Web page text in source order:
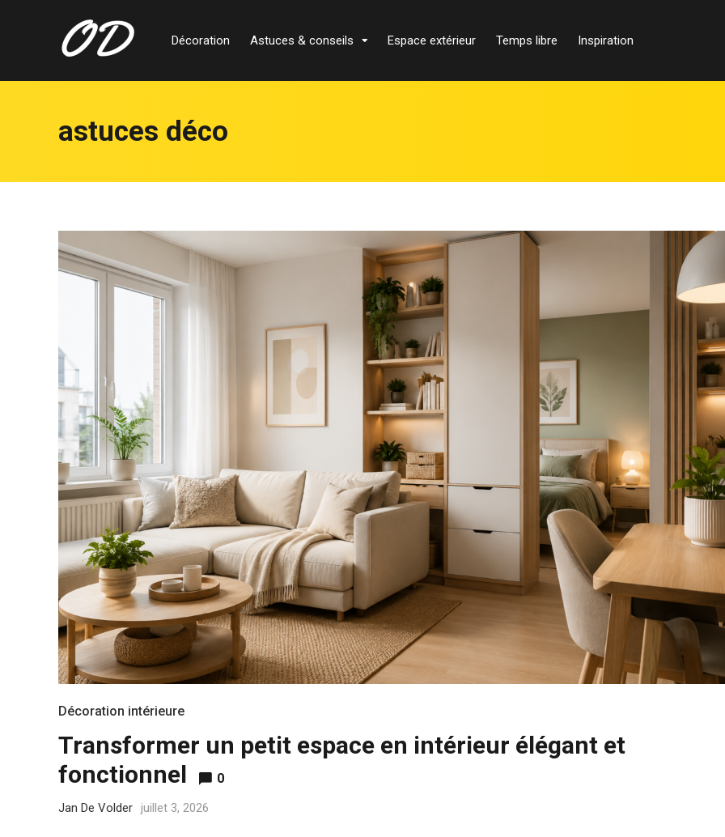
Décoration Astuces & conseils Espace extérieur Temps libre Inspiration
astuces déco
Décoration intérieure
Transformer un petit espace en intérieur élégant et
fonctionnel
0
Jan De Volder juillet 3, 2026